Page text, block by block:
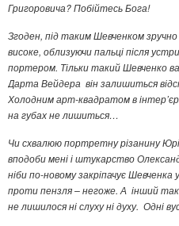
Григоровича? Побійтесь Бога!
Згоден, під таким Шевченком
високе, облизуючи пальці після
портером. Тільки такий Шевченко
Дарта Вейдера він залишиться
Холодним арт-квадратом в
на губах не лишиться…
Чи схвалюю портретну різанину
вподоби мені і штукарство
ніби по-новому закріпачує
проти пензля – негоже. А інший
не лишилося ні слуху ні духу. Одні